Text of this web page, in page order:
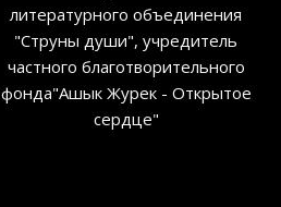
литературного объединения
"Струны души", учредитель
частного благотворительного
фонда"Ашык Журек - Открытое
сердце"